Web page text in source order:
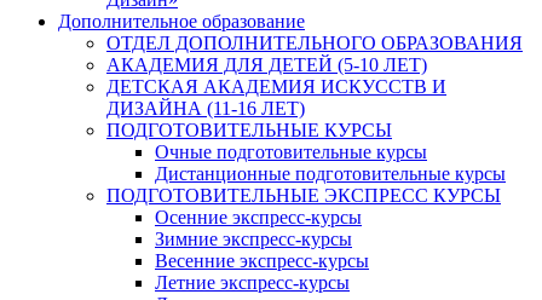
Дополнительное образование
ОТДЕЛ ДОПОЛНИТЕЛЬНОГО ОБРАЗОВАНИЯ
АКАДЕМИЯ ДЛЯ ДЕТЕЙ (5-10 ЛЕТ)
ДЕТСКАЯ АКАДЕМИЯ ИСКУССТВ И
ДИЗАЙНА (11-16 ЛЕТ)
ПОДГОТОВИТЕЛЬНЫЕ КУРСЫ
Очные подготовительные курсы
Дистанционные подготовительные курсы
ПОДГОТОВИТЕЛЬНЫЕ ЭКСПРЕСС КУРСЫ
Осенние экспресс-курсы
Зимние экспресс-курсы
Весенние экспресс-курсы
Летние экспресс-курсы